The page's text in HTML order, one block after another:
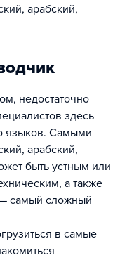
арабский,
недостаточно
здесь
языков. Самыми
арабский,
быть устным или
а также
самый сложный
в самые